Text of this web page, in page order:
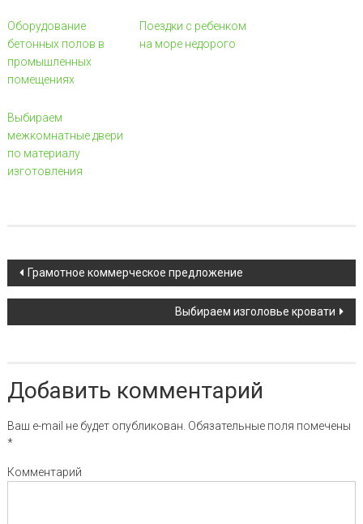
Оборудование
бетонных полов в
промышленных
помещениях
Поездки с ребенком
на море недорого
Выбираем
межкомнатные двери
по материалу
изготовления
Навигация по записи
Грамотное коммерческое предложение
Выбираем изголовье кровати
Добавить комментарий
Ваш e-mail не будет опубликован. Обязательные поля помечены
*
Комментарий